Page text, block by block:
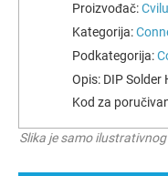
Proizvođač:
Kategorija:
Podkategorija:
Opis: DIP Solder
Kod za
Slika je samo